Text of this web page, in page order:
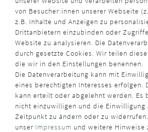
von Besucher:innen unserer Webseite
z.B. Inhalte und Anzeigen zu
Drittanbietern einzubinden oder
Website zu analysieren. Die
durch gesetzte Cookies. Wir teilen
die wir in den Einstellungen benennen.
Die Datenverarbeitung kann mit
eines berechtigten Interesses erfolgen.
kann erteilt oder abgelehnt werden. Es
nicht einzuwilligen und die Einwilligung
Zeitpunkt zu ändern oder zu
unser Impressum und weitere Hinweise